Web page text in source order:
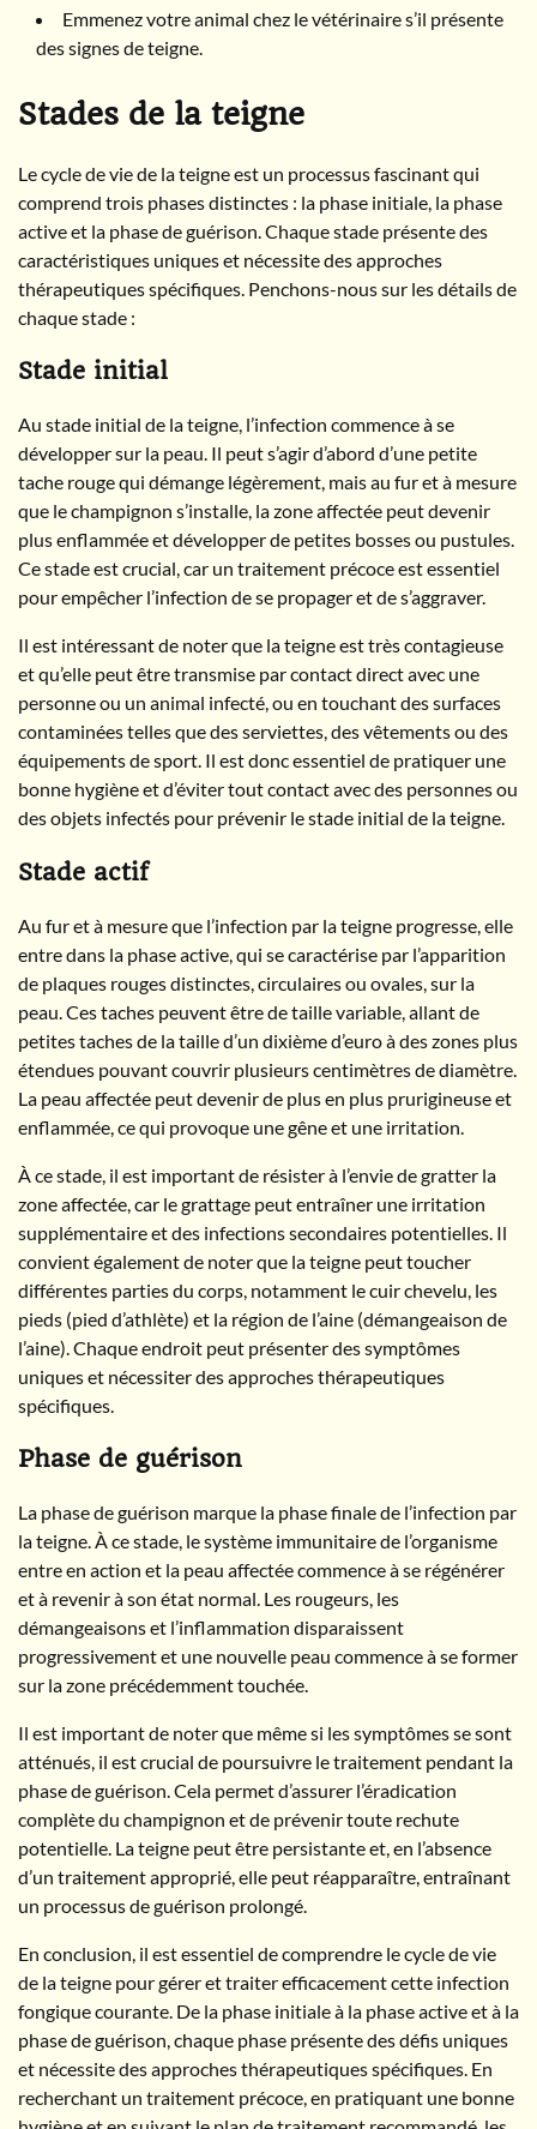
Emmenez votre animal chez le vétérinaire s’il présente
des signes de teigne.
Stades de la teigne
Le cycle de vie de la teigne est un processus fascinant qui
comprend trois phases distinctes : la phase initiale, la phase
active et la phase de guérison. Chaque stade présente des
caractéristiques uniques et nécessite des approches
thérapeutiques spécifiques. Penchons-nous sur les détails de
chaque stade :
Stade initial
Au stade initial de la teigne, l’infection commence à se
développer sur la peau. Il peut s’agir d’abord d’une petite
tache rouge qui démange légèrement, mais au fur et à mesure
que le champignon s’installe, la zone affectée peut devenir
plus enflammée et développer de petites bosses ou pustules.
Ce stade est crucial, car un traitement précoce est essentiel
pour empêcher l’infection de se propager et de s’aggraver.
Il est intéressant de noter que la teigne est très contagieuse
et qu’elle peut être transmise par contact direct avec une
personne ou un animal infecté, ou en touchant des surfaces
contaminées telles que des serviettes, des vêtements ou des
équipements de sport. Il est donc essentiel de pratiquer une
bonne hygiène et d’éviter tout contact avec des personnes ou
des objets infectés pour prévenir le stade initial de la teigne.
Stade actif
Au fur et à mesure que l’infection par la teigne progresse, elle
entre dans la phase active, qui se caractérise par l’apparition
de plaques rouges distinctes, circulaires ou ovales, sur la
peau. Ces taches peuvent être de taille variable, allant de
petites taches de la taille d’un dixième d’euro à des zones plus
étendues pouvant couvrir plusieurs centimètres de diamètre.
La peau affectée peut devenir de plus en plus prurigineuse et
enflammée, ce qui provoque une gêne et une irritation.
À ce stade, il est important de résister à l’envie de gratter la
zone affectée, car le grattage peut entraîner une irritation
supplémentaire et des infections secondaires potentielles. Il
convient également de noter que la teigne peut toucher
différentes parties du corps, notamment le cuir chevelu, les
pieds (pied d’athlète) et la région de l’aine (démangeaison de
l’aine). Chaque endroit peut présenter des symptômes
uniques et nécessiter des approches thérapeutiques
spécifiques.
Phase de guérison
La phase de guérison marque la phase finale de l’infection par
la teigne. À ce stade, le système immunitaire de l’organisme
entre en action et la peau affectée commence à se régénérer
et à revenir à son état normal. Les rougeurs, les
démangeaisons et l’inflammation disparaissent
progressivement et une nouvelle peau commence à se former
sur la zone précédemment touchée.
Il est important de noter que même si les symptômes se sont
atténués, il est crucial de poursuivre le traitement pendant la
phase de guérison. Cela permet d’assurer l’éradication
complète du champignon et de prévenir toute rechute
potentielle. La teigne peut être persistante et, en l’absence
d’un traitement approprié, elle peut réapparaître, entraînant
un processus de guérison prolongé.
En conclusion, il est essentiel de comprendre le cycle de vie
de la teigne pour gérer et traiter efficacement cette infection
fongique courante. De la phase initiale à la phase active et à la
phase de guérison, chaque phase présente des défis uniques
et nécessite des approches thérapeutiques spécifiques. En
recherchant un traitement précoce, en pratiquant une bonne